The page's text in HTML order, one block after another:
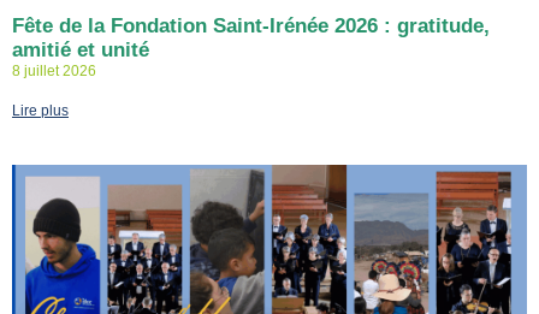
Fête de la Fondation Saint-Irénée 2026 : gratitude,
amitié et unité
8 juillet 2026
Lire plus